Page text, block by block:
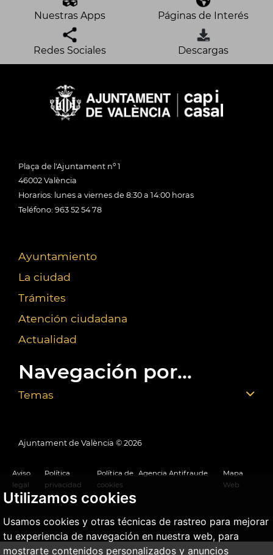
Utilizamos cookies
Usamos cookies y otras técnicas de rastreo para mejorar
tu experiencia de navegación en nuestra web, para
mostrarte contenidos personalizados y anuncios
Nuestras Apps Páginas de Interés
Redes Sociales Descargas
Plaça de l'Ajuntament nº 1
46002 València
Horarios: lunes a viernes de 8:30 a 14:00 horas
Teléfono: 963 52 54 78
Ayuntamiento
La ciudad
Trámites
Atención ciudadana
Actualidad
Navegación por...
Temas
Ajuntament de València © 2026
Aviso
legal
Política
privacidad
Política de
cookies
Agencia Antifraude
Mapa
Web